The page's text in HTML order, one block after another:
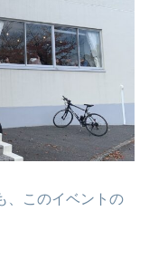
、このイベントの